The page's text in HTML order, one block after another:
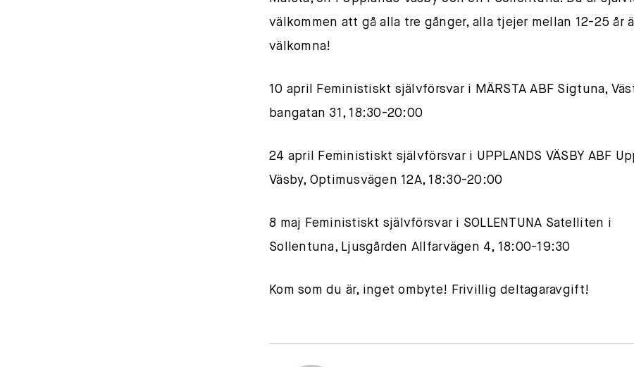
välkommen att gå alla tre gånger, alla tjejer mellan 12-25 år
välkomna!
10 april Feministiskt självförsvar i MÄRSTA ABF Sigtuna,
bangatan 31, 18:30-20:00
24 april Feministiskt självförsvar i UPPLANDS VÄSBY ABF
Väsby, Optimusvägen 12A, 18:30-20:00
8 maj Feministiskt självförsvar i SOLLENTUNA Satelliten i
Sollentuna, Ljusgården Allfarvägen 4, 18:00-19:30
Kom som du är, inget ombyte! Frivillig deltagaravgift!